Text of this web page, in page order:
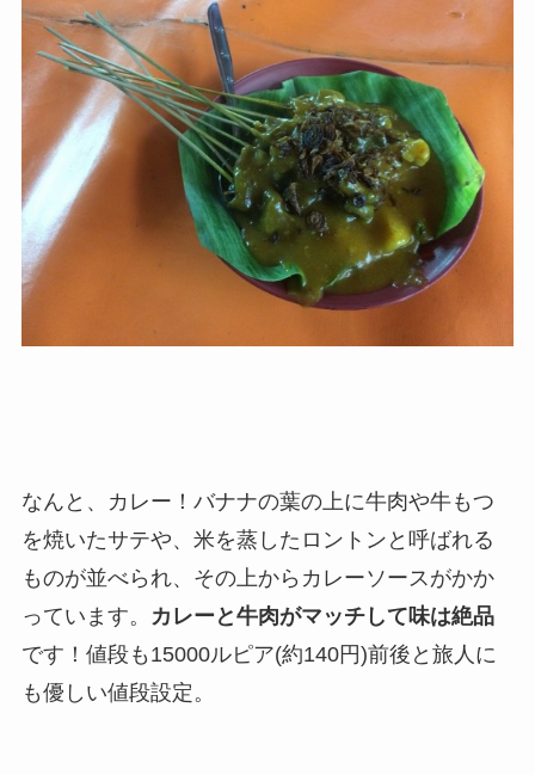
なんと、カレー！バナナの葉の上に牛肉や牛もつ
を焼いたサテや、米を蒸したロントンと呼ばれる
ものが並べられ、その上からカレーソースがかか
っています。
カレーと牛肉がマッチして味は絶品
です！値段も15000ルピア(約140円)前後と旅人に
も優しい値段設定。